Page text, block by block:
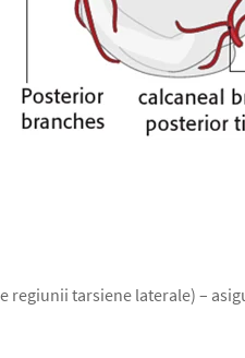
regiunii tarsiene laterale) –